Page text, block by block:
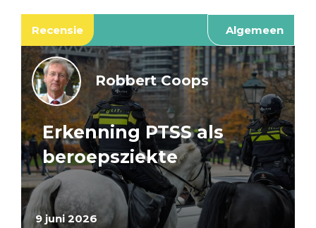
Recensie Algemeen
9 juni 2026
Robbert Coops
Erkenning PTSS als
beroepsziekte